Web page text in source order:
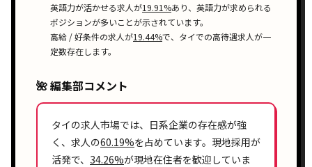
英語力が活かせる求人が19.91%あり、英語力が求められる
ポジションが多いことが示されています。
高給 / 好条件の求人が19.44%で、タイでの高待遇求人が一
定数存在します。
🌺 編集部コメント
タイの求人市場では、 日系企業の存在感が強
く、求人の60.19%を占めています。現地採用が
活発で、 34.26%が現地在住者を歓迎していま